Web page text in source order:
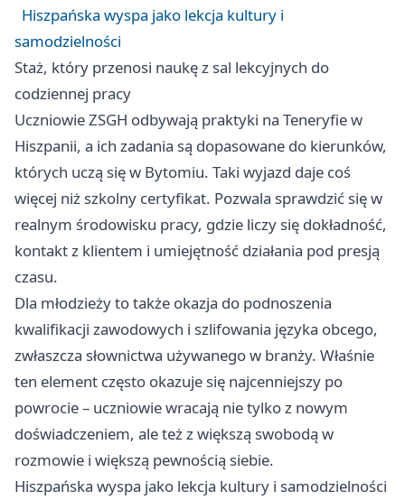
Hiszpańska wyspa jako lekcja kultury i
samodzielności
Staż, który przenosi naukę z sal lekcyjnych do
codziennej pracy
Uczniowie ZSGH odbywają praktyki na Teneryfie w
Hiszpanii, a ich zadania są dopasowane do kierunków,
których uczą się w Bytomiu. Taki wyjazd daje coś
więcej niż szkolny certyfikat. Pozwala sprawdzić się w
realnym środowisku pracy, gdzie liczy się dokładność,
kontakt z klientem i umiejętność działania pod presją
czasu.
Dla młodzieży to także okazja do podnoszenia
kwalifikacji zawodowych i szlifowania języka obcego,
zwłaszcza słownictwa używanego w branży. Właśnie
ten element często okazuje się najcenniejszy po
powrocie – uczniowie wracają nie tylko z nowym
doświadczeniem, ale też z większą swobodą w
rozmowie i większą pewnością siebie.
Hiszpańska wyspa jako lekcja kultury i samodzielności